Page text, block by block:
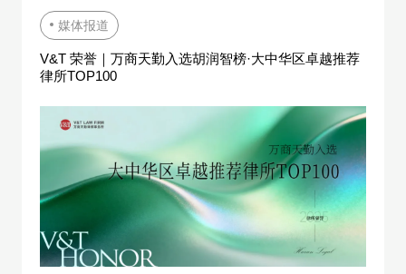
媒体报道
V&T 荣誉｜万商天勤入选胡润智榜·大中华区卓越推荐
律所TOP100